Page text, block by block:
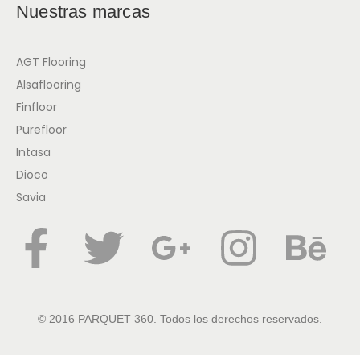
Nuestras marcas
AGT Flooring
Alsaflooring
Finfloor
Purefloor
Intasa
Dioco
Savia
© 2016 PARQUET 360. Todos los derechos reservados.